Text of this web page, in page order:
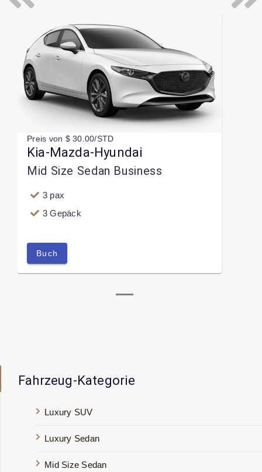
Preis von $ 30.00/STD
Kia-Mazda-Hyundai
Mid Size Sedan Business
3 pax
3 Gepäck
Buch
Previous Next
Fahrzeug-Kategorie
Luxury SUV
Luxury Sedan
Mid Size Sedan